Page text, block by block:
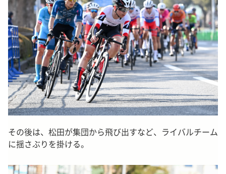
その後は、松田が集団から飛び出すなど、ライバルチーム
に揺さぶりを掛ける。